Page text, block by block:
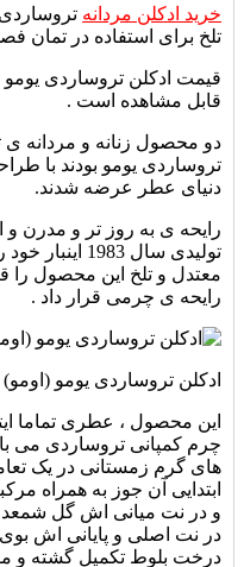
خرید ادکلن مردانه
تلخ برای استفاده در تمان
قیمت ادکلن تروساردی
قابل مشاهده است .
دو محصول زنانه و مردانه
تروساردی یومو بودند با
دنیای عطر عرضه شدند.
رایحه ی به روز تر و مدرن
تولیدی سال
معتدل و تلخ این محصول را
رایحه ی چرمی قرار داد .
ادکلن تروساردی یومو
این محصول ، عطری تماما
چرم کمپانی تروساردی می
های گرم زمستانی در یک
ابتدایی آن جوز به همراه
و در نت میانی اش گل
در نت اصلی و پایانی اش
درخت بلوط تکمیل گشته و